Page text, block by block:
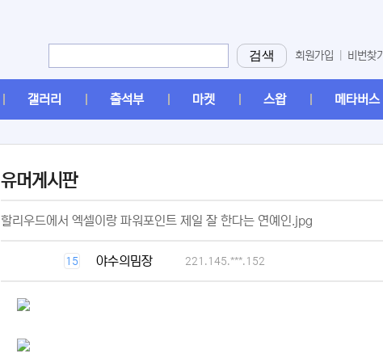
검색 회원가입 비번찾기
갤러리 출석부 마켓 스왑 메타버스
[1]
유머게시판
할리우드에서 엑셀이랑 파워포인트 제일 잘 한다는 연예인.jpg
15 야수의밈장 221.145.***.152